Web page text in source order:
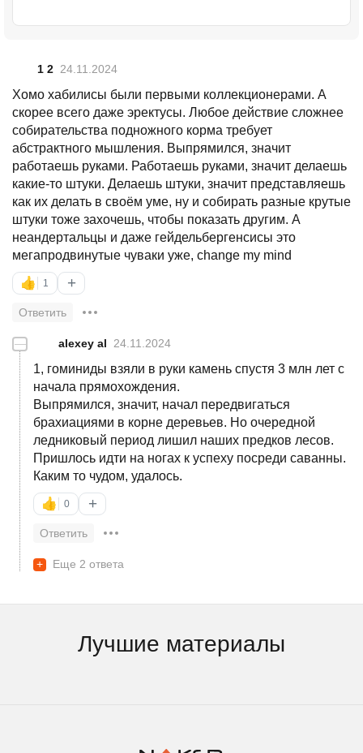
1 2 24.11.2024
Хомо хабилисы были первыми коллекционерами. А
скорее всего даже эректусы. Любое действие сложнее
собирательства подножного корма требует
абстрактного мышления. Выпрямился, значит
работаешь руками. Работаешь руками, значит делаешь
какие-то штуки. Делаешь штуки, значит представляешь
как их делать в своём уме, ну и собирать разные крутые
штуки тоже захочешь, чтобы показать другим. А
неандертальцы и даже гейдельбергенсисы это
мегапродвинутые чуваки уже, change my mind
👍 1 +
Ответить
— alexey al 24.11.2024
1, гоминиды взяли в руки камень спустя 3 млн лет с
начала прямохождения.
Выпрямился, значит, начал передвигаться
брахиациями в корне деревьев. Но очередной
ледниковый период лишил наших предков лесов.
Пришлось идти на ногах к успеху посреди саванны.
Каким то чудом, удалось.
👍 0 +
Ответить
+ Еще 2 ответа
Лучшие материалы